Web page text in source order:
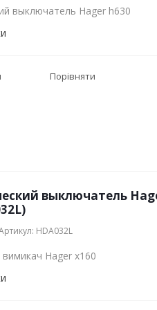
выключатель Hager h630
Порівняти
выключатель
HDA032L
Hager x160